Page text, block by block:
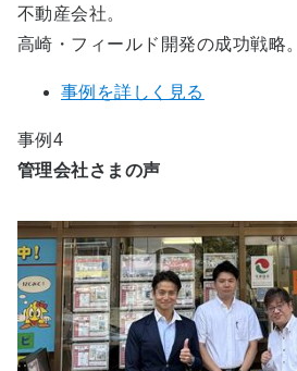
不動産会社。
高崎・フィールド開発の成功戦略。
事例を詳しく見る
事例4
管理会社さまの声